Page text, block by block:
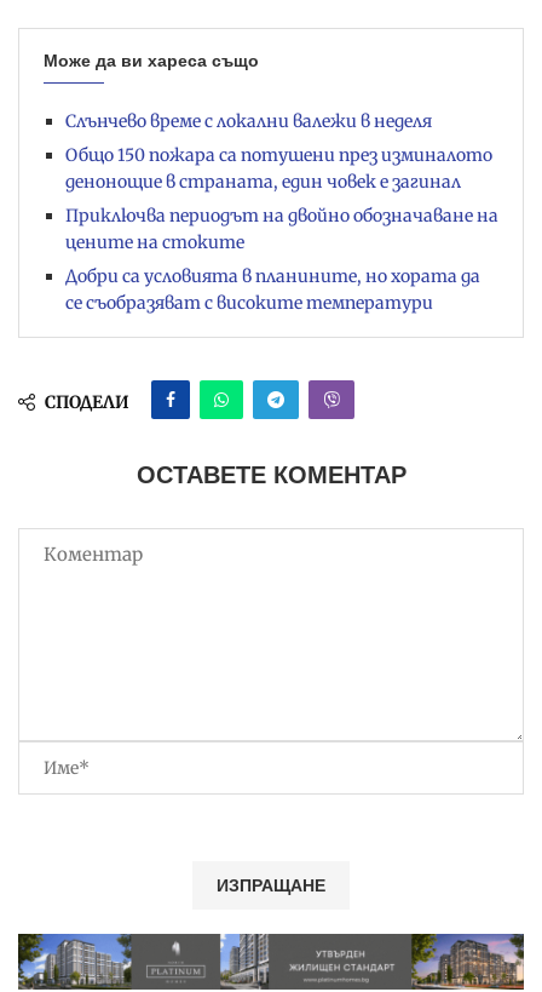
Може да ви хареса също
Слънчево време с локални валежи в неделя
Общо 150 пожара са потушени през изминалото
денонощие в страната, един човек е загинал
Приключва периодът на двойно обозначаване на
цените на стоките
Добри са условията в планините, но хората да
се съобразяват с високите температури
СПОДЕЛИ
ОСТАВЕТЕ КОМЕНТАР